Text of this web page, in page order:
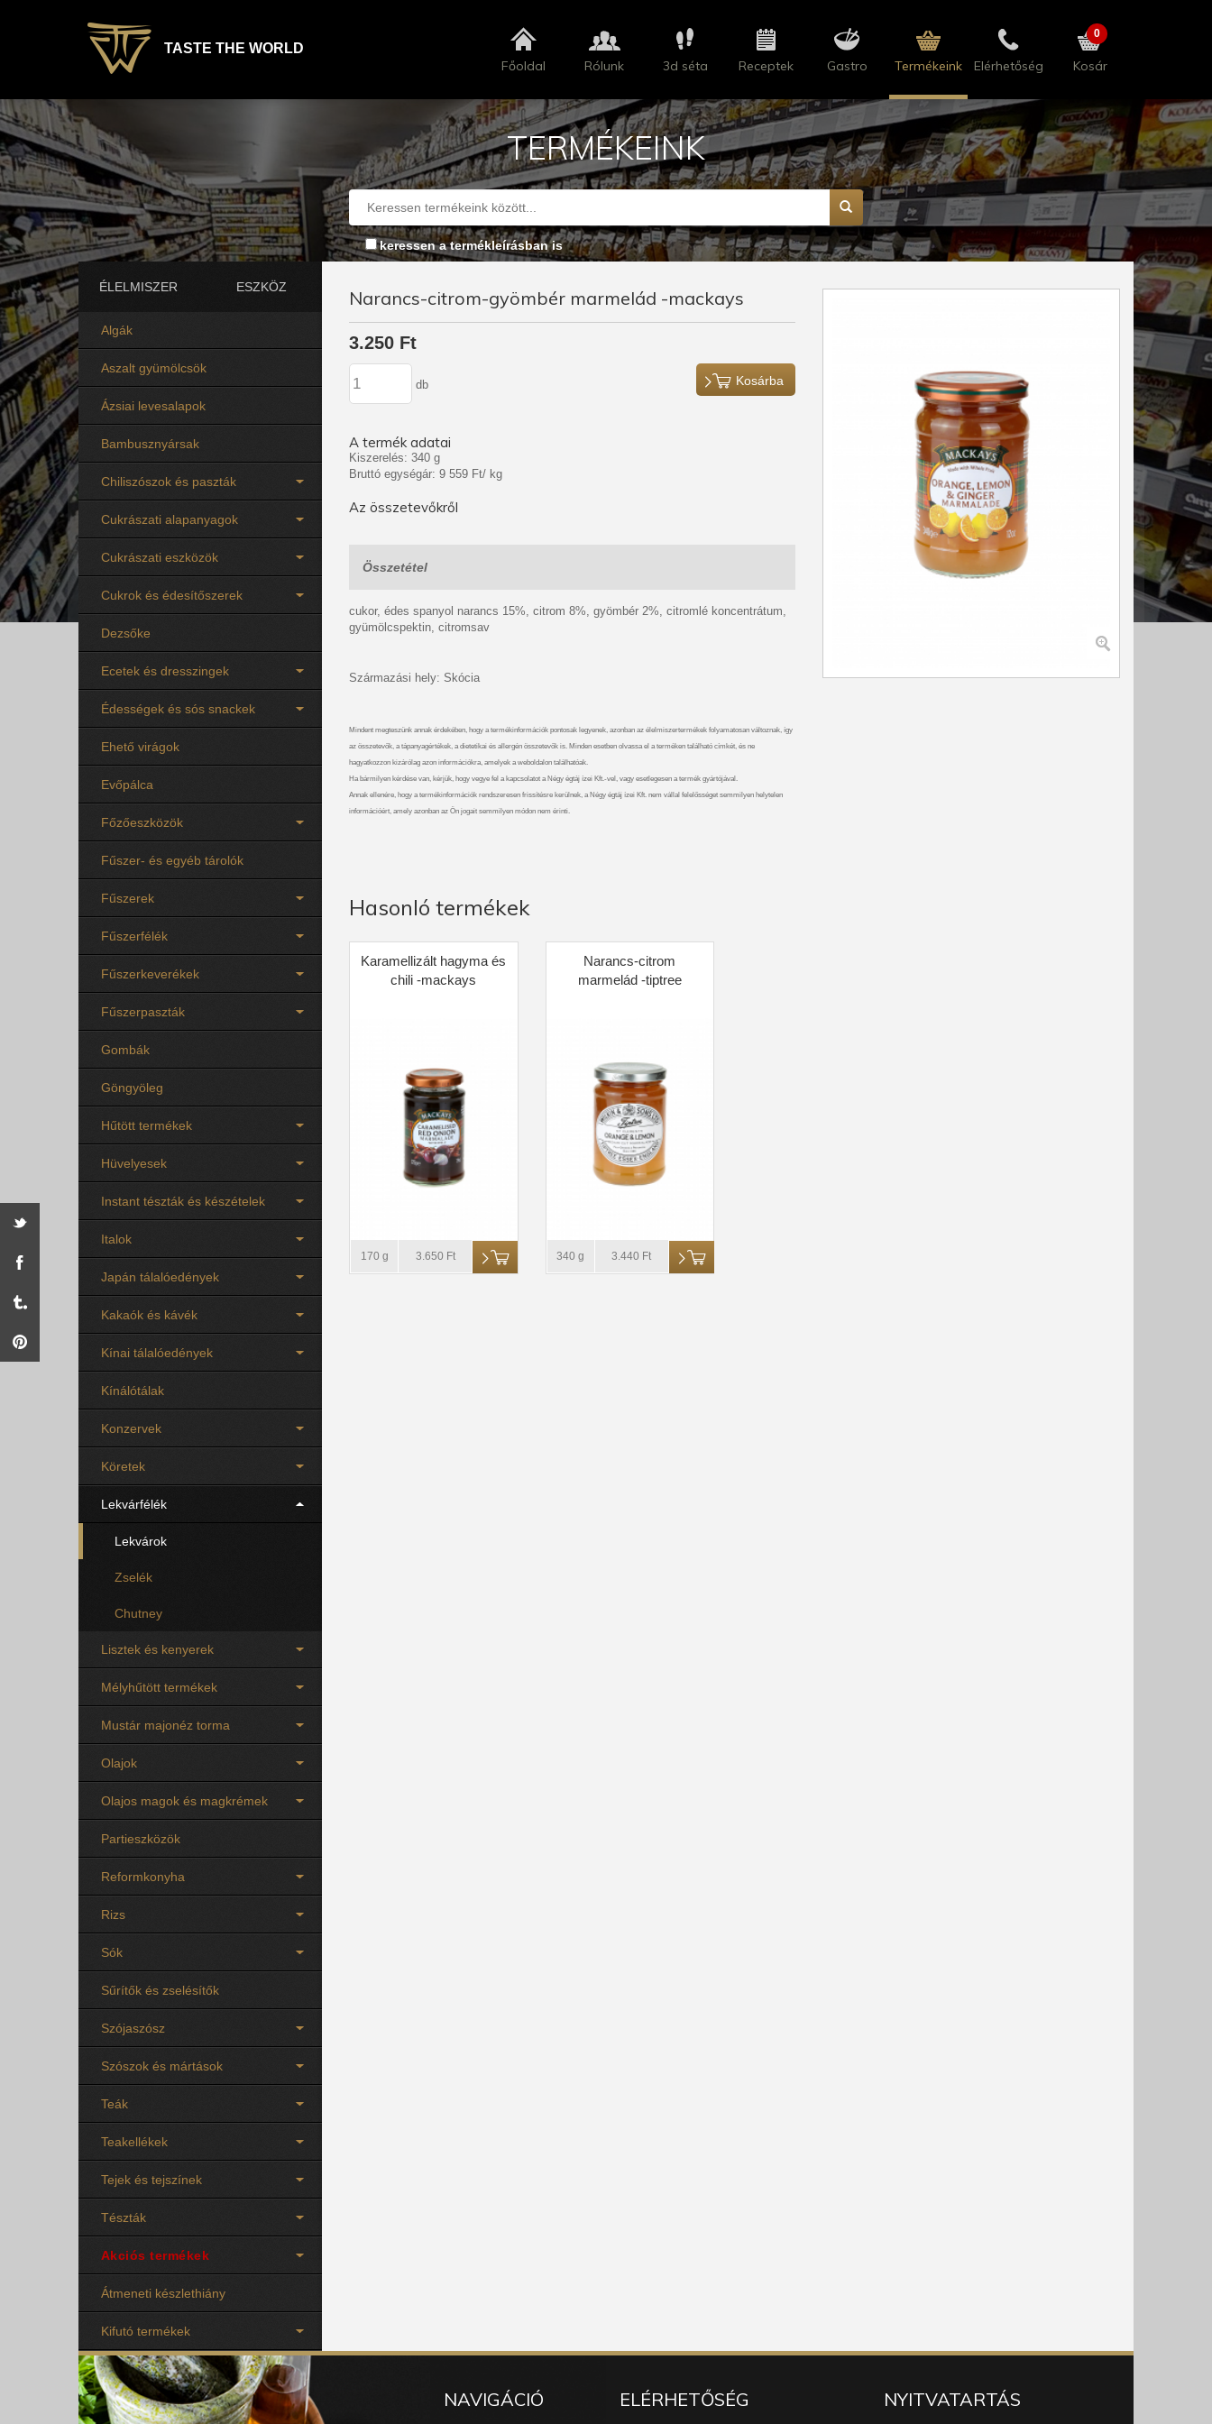
TASTE THE WORLD
Főoldal Rólunk 3d séta Receptek Gastro Termékeink Elérhetőség Kosár
0
TERMÉKEINK
keressen a termékleírásban is
ÉLELMISZER ESZKÖZ
Algák
Aszalt gyümölcsök
Ázsiai levesalapok
Bambusznyársak
Chiliszószok és paszták
Cukrászati alapanyagok
Cukrászati eszközök
Cukrok és édesítőszerek
Dezsőke
Ecetek és dresszingek
Édességek és sós snackek
Ehető virágok
Evőpálca
Főzőeszközök
Fűszer- és egyéb tárolók
Fűszerek
Fűszerfélék
Fűszerkeverékek
Fűszerpaszták
Gombák
Göngyöleg
Hűtött termékek
Hüvelyesek
Instant tészták és készételek
Italok
Japán tálalóedények
Kakaók és kávék
Kínai tálalóedények
Kínálótálak
Konzervek
Köretek
Lekvárfélék
Lekvárok
Zselék
Chutney
Lisztek és kenyerek
Mélyhűtött termékek
Mustár majonéz torma
Olajok
Olajos magok és magkrémek
Partieszközök
Reformkonyha
Rizs
Sók
Sűrítők és zselésítők
Szójaszósz
Szószok és mártások
Teák
Teakellékek
Tejek és tejszínek
Tészták
Akciós termékek
Átmeneti készlethiány
Kifutó termékek
Narancs-citrom-gyömbér marmelád -mackays
3.250 Ft
db Kosárba
A termék adatai
Kiszerelés: 340 g
Bruttó egységár: 9 559 Ft/ kg
Az összetevőkről
Összetétel
cukor, édes spanyol narancs 15%, citrom 8%, gyömbér 2%, citromlé koncentrátum,
gyümölcspektin, citromsav
Származási hely: Skócia
Mindent megteszünk annak érdekében, hogy a termékinformációk pontosak legyenek, azonban az élelmiszertermékek folyamatosan változnak, így
az összetevők, a tápanyagértékek, a dietetikai és allergén összetevők is. Minden esetben olvassa el a terméken található címkét, és ne
hagyatkozzon kizárólag azon információkra, amelyek a weboldalon találhatóak.
Ha bármilyen kérdése van, kérjük, hogy vegye fel a kapcsolatot a Négy égtáj ízei Kft.-vel, vagy esetlegesen a termék gyártójával.
Annak ellenére, hogy a termékinformációk rendszeresen frissítésre kerülnek, a Négy égtáj ízei Kft. nem vállal felelősséget semmilyen helytelen
információért, amely azonban az Ön jogait semmilyen módon nem érinti.
Hasonló termékek
Karamellizált hagyma és
chili -mackays
170 g 3.650 Ft
Narancs-citrom
marmelád -tiptree
340 g 3.440 Ft
NAVIGÁCIÓ ELÉRHETŐSÉG NYITVATARTÁS